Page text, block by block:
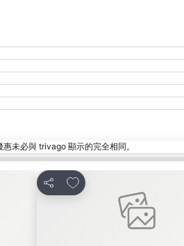
未必與 trivago 顯示的完全相同。
分享
放到收藏夾